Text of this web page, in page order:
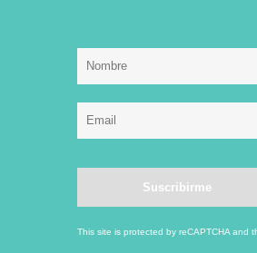
This site is protected by reCAPTCHA and